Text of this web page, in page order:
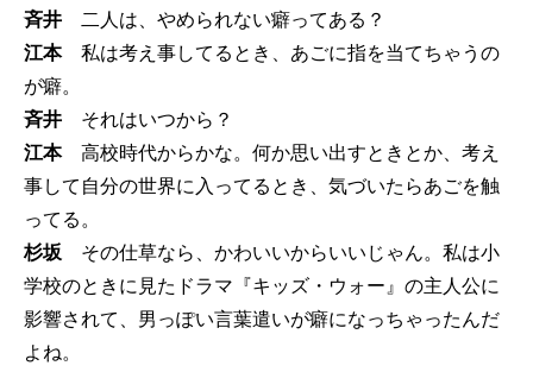
斉井 二人は、やめられない癖ってある？
江本私は考え事してるとき、あごに指を当てちゃうの
が癖。
斉井 それはいつから？
江本高校時代からかな。何か思い出すときとか、考え
事して自分の世界に入ってるとき、気づいたらあごを触
ってる。
杉坂 その仕草なら、かわいいからいいじゃん。私は小
学校のときに見たドラマ『キッズ・ウォー』の主人公に
影響されて、男っぽい言葉遣いが癖になっちゃったんだ
よね。